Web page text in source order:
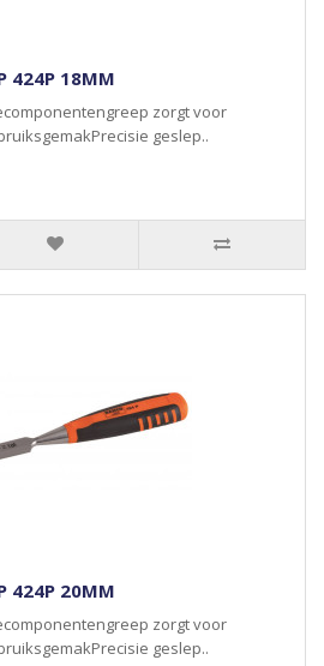
424P 18MM
zorgt voor
geslep..
424P 20MM
zorgt voor
geslep..